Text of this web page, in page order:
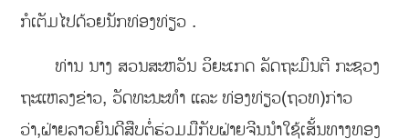
ກໍເຕັມໄປດ້ວຍນັກທ່ອງທ່ຽວ .
ທ່ານ ນາງ ສວນສະຫວັນ ວິຍະເກດ ລັດຖະມົນຕີ ກະຊວງ
ຖະແຫລງຂ່າວ, ວັດທະນະທໍາ ແລະ ທ່ອງທ່ຽວ(ຖວທ)ກ່າວ
ວ່າ,ຝ່າຍລາວຍິນດີສືບຕໍ່ຮ່ວມມືກັບຝ່າຍຈີນນໍາໃຊ້ເສັ້ນທາງທອງ